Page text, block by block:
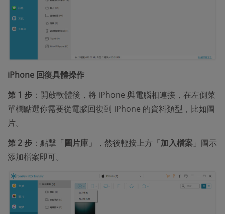
iPhone 回復具體操作
第 1 步 ：開啟軟體後，將 iPhone 與電腦相連接，在左側菜
單欄點選你需要從電腦回復到 iPhone 的資料類型，比如圖
片。
第 2 步 ：點擊「圖片庫 」，然後輕按上方「加入檔案 」圖示
添加檔案即可。